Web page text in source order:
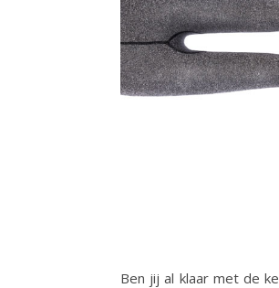
Ben jij al klaar met de